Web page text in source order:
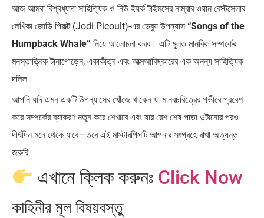
আজ আমরা বিশ্বখ্যাত সাহিত্যিক ও নিউ ইয়র্ক টাইমসের নাম্বার ওয়ান বেস্টসেলার
লেখিকা জোডি পিকল্ট (Jodi Picoult)-এর ডেব্যু উপন্যাস “Songs of the
Humpback Whale” নিয়ে আলোচনা করব। এটি মূলত মানবিক সম্পর্কের
মনস্তাত্ত্বিক টানাপোড়েন, একাকীত্ব এবং আত্মআবিষ্কারের এক অনন্য সাহিত্যিক
দলিল।
আপনি যদি এমন একটি উপন্যাসের খোঁজে থাকেন যা মানবচরিত্রের গভীরে প্রবেশ
করে সম্পর্কের ব্যাকরণ নতুন করে শেখাবে এবং যার রেশ শেষ পাতা ওল্টানোর পরও
দীর্ঘদিন মনে থেকে যাবে—তবে এই মাস্টারপিসটি আপনার সংগ্রহে রাখা অত্যন্ত
জরুরি।
এখানে ক্লিক করুনঃ Click Now
কাহিনীর মূল বিষয়বস্তু